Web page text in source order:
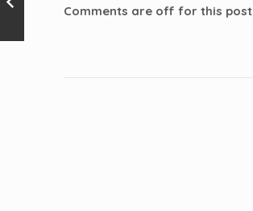
Comments are off for this post